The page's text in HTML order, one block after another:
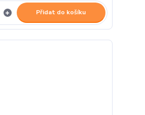
Přidat do košíku